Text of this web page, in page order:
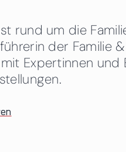
rund um die
der Familie
Expertinnen und